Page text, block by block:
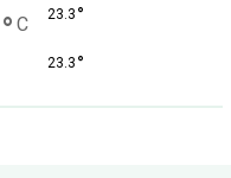
° C 23.3 °
23.3 °